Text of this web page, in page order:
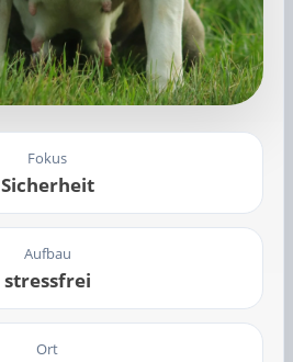
Fokus
Sicherheit
Aufbau
stressfrei
Ort